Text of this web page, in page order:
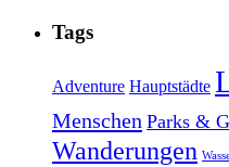
Tags
Adventure Hauptstädte
Menschen Parks &
Wanderungen